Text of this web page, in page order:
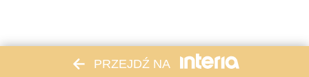
PRZEJDŹ NA